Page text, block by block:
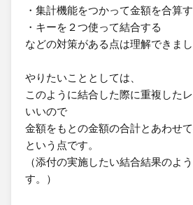
・集計機能をつかって金額を合算す
・キーを２つ使って結合する
などの対策がある点は理解できまし
やりたいこととしては、
このように結合した際に重複した
いいので
金額をもとの金額の合計とあわせ
という点です。
（添付の実施したい結合結果のよ
す。）